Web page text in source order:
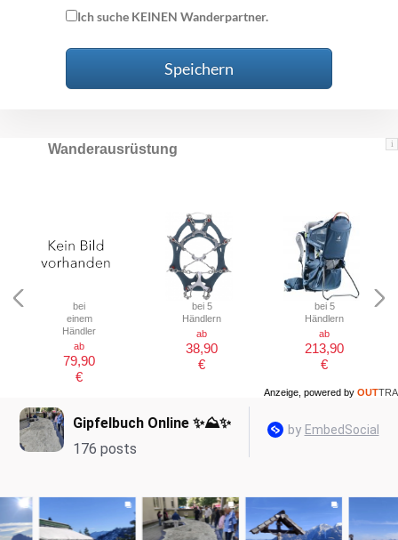
Ich suche KEINEN Wanderpartner.
Speichern
i
Wanderausrüstung
bei
einem
Händler
ab
79,90
€
bei 5
Händlern
ab
38,90
€
bei 5
Händlern
ab
213,90
€
Anzeige, powered by OUTTRA